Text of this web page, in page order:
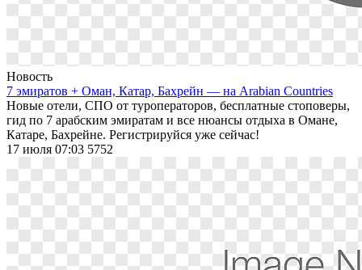
Новость
7 эмиратов + Оман, Катар, Бахрейн — на Arabian Countries
Новые отели, СПО от туроператоров, бесплатные стоповеры,
гид по 7 арабским эмиратам и все нюансы отдыха в Омане,
Катаре, Бахрейне. Регистрируйся уже сейчас!
17 июля 07:03 5752